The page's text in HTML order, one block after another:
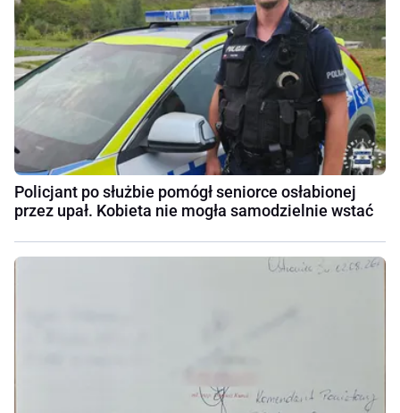
Policjant po służbie pomógł seniorce osłabionej
przez upał. Kobieta nie mogła samodzielnie wstać